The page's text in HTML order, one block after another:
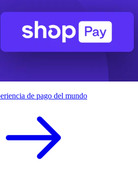
de pago del mundo